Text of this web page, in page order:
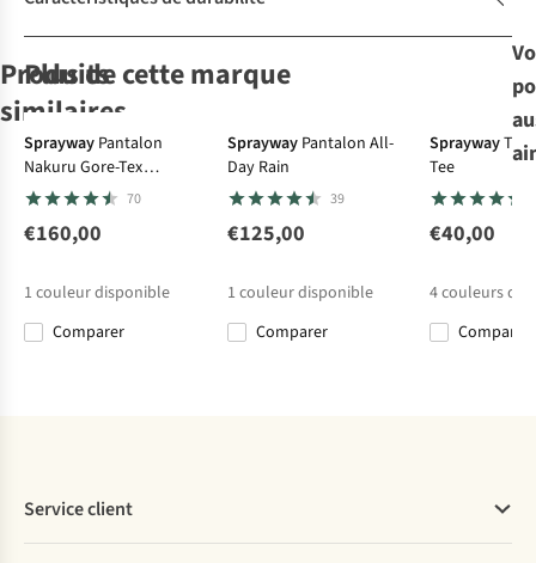
Produits
similaires
Gore-Tex
Sprayway
Pantalon
Mountain M
Gore-Tex Epe
The North Face
Pantalon
Summit
Superior Fl
Plus de cette marque
Gore-Tex
Sprayway Pantalon
Nakuru Gore-Tex
Rainpant
70
€160,00
1 couleur disponible
Comparer
Sprayway Pantalon All-
Day Rain
39
€125,00
1 couleur disponible
Comparer
SpraywayT-
Tee
€40,00
4couleurs
Comparer
Service client